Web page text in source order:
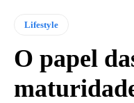
Lifestyle
O papel